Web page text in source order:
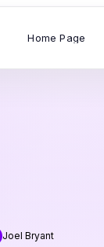
Home Page
Joel Bryant